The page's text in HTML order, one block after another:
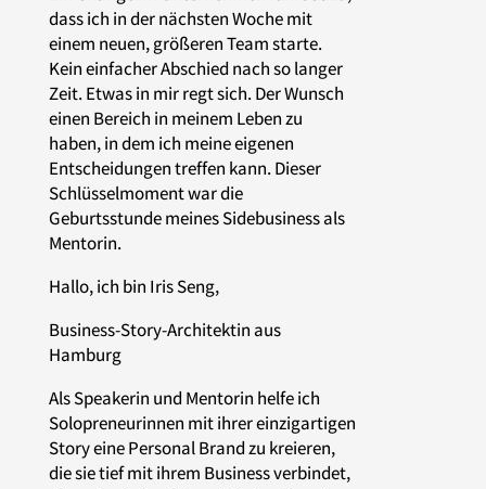
dass ich in der nächsten Woche mit
einem neuen, größeren Team starte.
Kein einfacher Abschied nach so langer
Zeit. Etwas in mir regt sich. Der Wunsch
einen Bereich in meinem Leben zu
haben, in dem ich meine eigenen
Entscheidungen treffen kann. Dieser
Schlüsselmoment war die
Geburtsstunde meines Sidebusiness als
Mentorin.
Hallo, ich bin Iris Seng,
Business-Story-Architektin aus
Hamburg
Als Speakerin und Mentorin helfe ich
Solopreneurinnen mit ihrer einzigartigen
Story eine Personal Brand zu kreieren,
die sie tief mit ihrem Business verbindet,